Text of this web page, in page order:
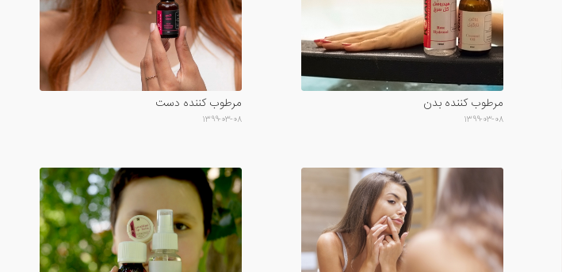
مرطوب کننده بدن
۱۳۹۹-۰۳-۰۸
مرطوب کننده دست
۱۳۹۹-۰۳-۰۸